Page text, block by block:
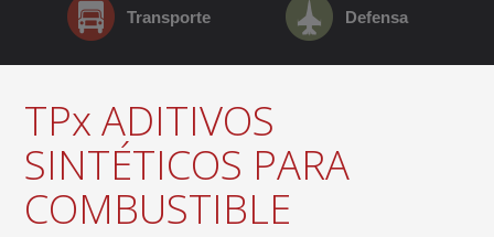
Transporte Defensa
TPx ADITIVOS
SINTÉTICOS PARA
COMBUSTIBLE